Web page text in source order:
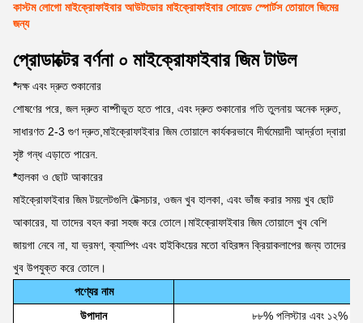
কাস্টম লোগো মাইক্রোফাইবার আউটডোর মাইক্রোফাইবার সোয়েড স্পোর্টস তোয়ালে জিমের
জন্য
প্রোডাক্টের বর্ণনা ০ মাইক্রোফাইবার জিম টাউল
*দক্ষ এবং দ্রুত শুকানোর
শোষণের পরে, জল দ্রুত বাষ্পীভূত হতে পারে, এবং দ্রুত শুকানোর গতি তুলনায় অনেক দ্রুত,
সাধারণত 2-3 গুণ দ্রুত,মাইক্রোফাইবার জিম তোয়ালে কার্যকরভাবে দীর্ঘমেয়াদী আর্দ্রতা দ্বারা
সৃষ্ট গন্ধ এড়াতে পারেন.
*হালকা ও ছোট আকারের
মাইক্রোফাইবার জিম টয়লেটগুলি টেক্সচার, ওজন খুব হালকা, এবং ভাঁজ করার সময় খুব ছোট
আকারের, যা তাদের বহন করা সহজ করে তোলে।মাইক্রোফাইবার জিম তোয়ালে খুব বেশি
জায়গা নেবে না, যা ভ্রমণ, ক্যাম্পিং এবং হাইকিংয়ের মতো বহিরঙ্গন ক্রিয়াকলাপের জন্য তাদের
খুব উপযুক্ত করে তোলে।
পণ্যের নাম
উপাদান
৮৮% পলিস্টার এবং ১২%